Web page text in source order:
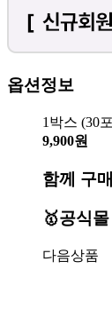
옵션정보
1박스 (30
9,900원
함께 구
🥇공식
다음상품